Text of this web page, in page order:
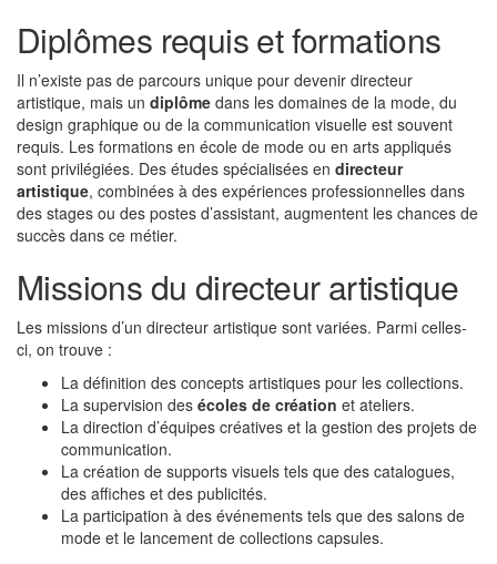
Diplômes requis et formations
Il n’existe pas de parcours unique pour devenir directeur
artistique, mais un diplôme dans les domaines de la mode, du
design graphique ou de la communication visuelle est souvent
requis. Les formations en école de mode ou en arts appliqués
sont privilégiées. Des études spécialisées en directeur
artistique, combinées à des expériences professionnelles dans
des stages ou des postes d’assistant, augmentent les chances de
succès dans ce métier.
Missions du directeur artistique
Les missions d’un directeur artistique sont variées. Parmi celles-
ci, on trouve :
La définition des concepts artistiques pour les collections.
La supervision des écoles de création et ateliers.
La direction d’équipes créatives et la gestion des projets de
communication.
La création de supports visuels tels que des catalogues,
des affiches et des publicités.
La participation à des événements tels que des salons de
mode et le lancement de collections capsules.